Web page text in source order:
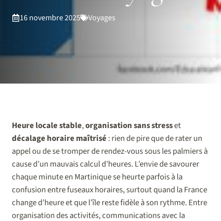
16 novembre 2025 Voyages
Heure locale stable,organisation sans stresset
décalage horaire maîtrisé : rien de pire que de rater un
appel ou de se tromper de rendez-vous sous les palmiers à
cause d’un mauvais calcul d’heures. L’envie de savourer
chaque minute en Martinique se heurte parfois à la
confusion entre fuseaux horaires, surtout quand la France
change d’heure et que l’île reste fidèle à son rythme. Entre
organisation des activités, communications avec la